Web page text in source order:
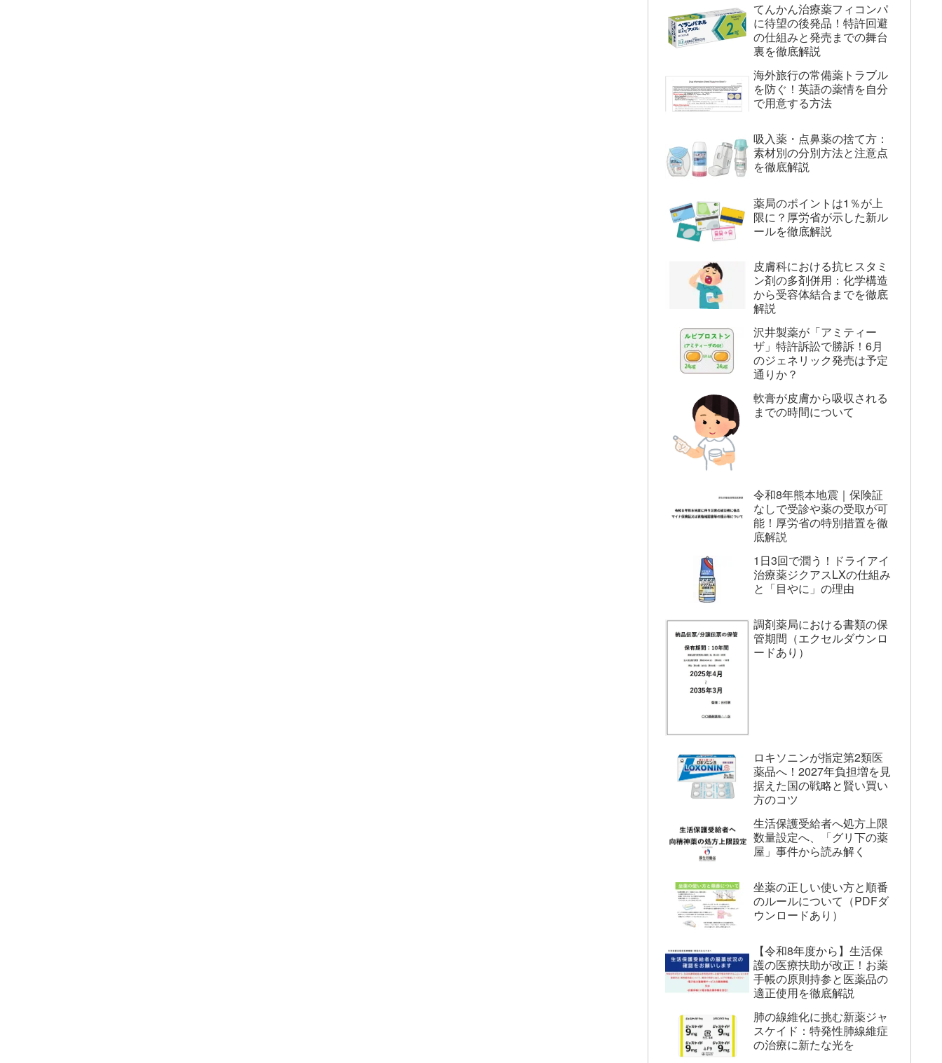
てんかん治療薬フィコンパ
に待望の後発品！特許回避
の仕組みと発売までの舞台
裏を徹底解説
海外旅行の常備薬トラブル
を防ぐ！英語の薬情を自分
で用意する方法
吸入薬・点鼻薬の捨て方：
素材別の分別方法と注意点
を徹底解説
薬局のポイントは1％が上
限に？厚労省が示した新ル
ールを徹底解説
皮膚科における抗ヒスタミ
ン剤の多剤併用：化学構造
から受容体結合までを徹底
解説
沢井製薬が「アミティー
ザ」特許訴訟で勝訴！6月
のジェネリック発売は予定
通りか？
軟膏が皮膚から吸収される
までの時間について
令和8年熊本地震｜保険証
なしで受診や薬の受取が可
能！厚労省の特別措置を徹
底解説
1日3回で潤う！ドライアイ
治療薬ジクアスLXの仕組み
と「目やに」の理由
調剤薬局における書類の保
管期間（エクセルダウンロ
ードあり）
ロキソニンが指定第2類医
薬品へ！2027年負担増を見
据えた国の戦略と賢い買い
方のコツ
生活保護受給者へ処方上限
数量設定へ、「グリ下の薬
屋」事件から読み解く
坐薬の正しい使い方と順番
のルールについて（PDFダ
ウンロードあり）
【令和8年度から】生活保
護の医療扶助が改正！お薬
手帳の原則持参と医薬品の
適正使用を徹底解説
肺の線維化に挑む新薬ジャ
スケイド：特発性肺線維症
の治療に新たな光を